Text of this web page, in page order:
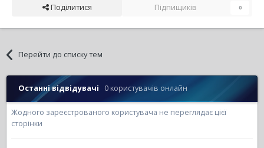
Поділитися Підпищиків 0
Перейти до списку тем
Останні відвідувачі 0 користувачів онлайн
Жодного зареєстрованого користувача не переглядає цієї
сторінки